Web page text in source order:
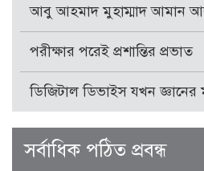
আবু আহমাদ মুহাম্মাদ আমান
পরীক্ষার পরেই প্রশান্তির প্রভাত
ডিজিটাল ডিভাইস যখন জ্ঞানের
সর্বাধিক পঠিত প্রবন্ধ